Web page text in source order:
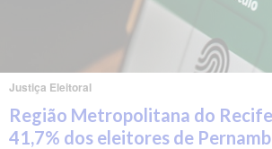
Justiça Eleitoral
Região Metropolitana do
41,7% dos eleitores de